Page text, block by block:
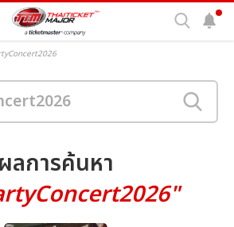
ผลการค้นหา